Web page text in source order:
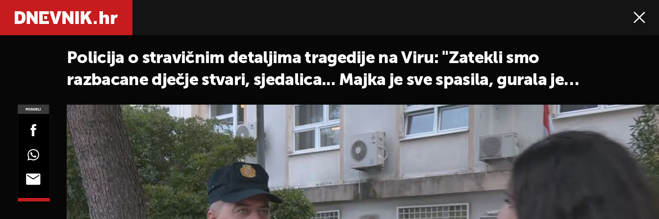
Policija o stravičnim detaljima tragedije na Viru: "Zatekli smo
razbacane dječje stvari, sjedalica... Majka je sve spasila, gurala je
kolica"
PODIJELI
POGLEDAJ